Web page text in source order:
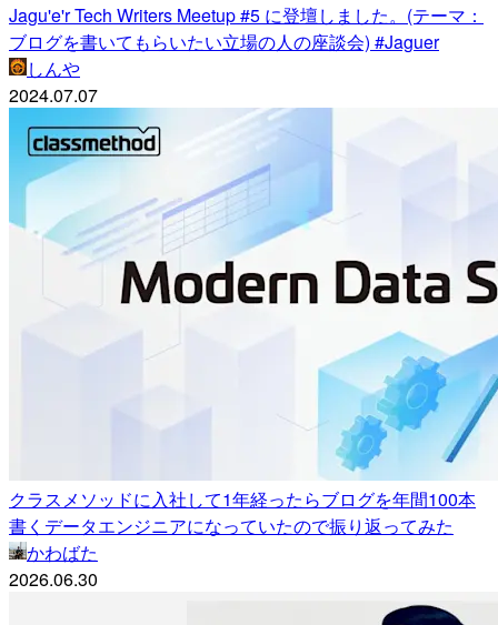
Jagu'e'r Tech Writers Meetup #5 に登壇しました。(テーマ：
ブログを書いてもらいたい立場の人の座談会) #Jaguer
しんや
2024.07.07
クラスメソッドに入社して1年経ったらブログを年間100本
書くデータエンジニアになっていたので振り返ってみた
かわばた
2026.06.30